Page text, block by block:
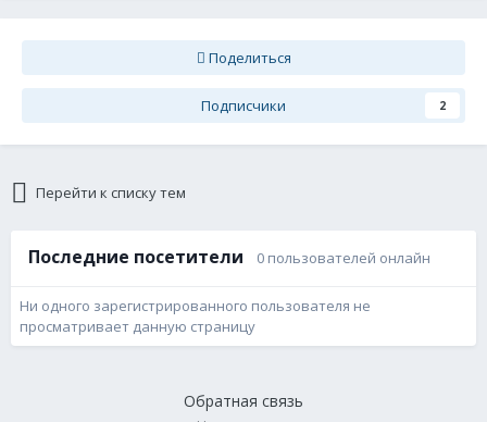
Поделиться
Подписчики 2
Перейти к списку тем
Последние посетители 0 пользователей онлайн
Ни одного зарегистрированного пользователя не
просматривает данную страницу
Обратная связь